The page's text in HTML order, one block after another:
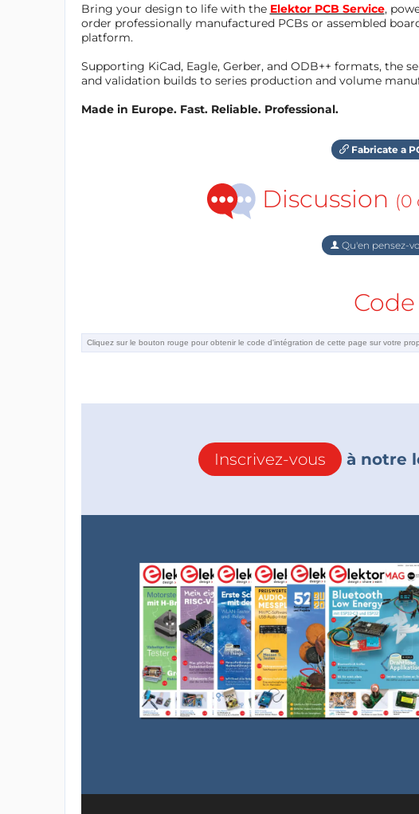
Bring your design to life with the Elektor PCB Service,
order professionally manufactured PCBs or assembled
platform.
Supporting KiCad, Eagle, Gerber, and ODB++ formats, the
and validation builds to series production and volume
Made in Europe. Fast. Reliable. Professional.
Fabricate a
Discussion (0
Qu'en pensez-
Code
Inscrivez-vous à notre